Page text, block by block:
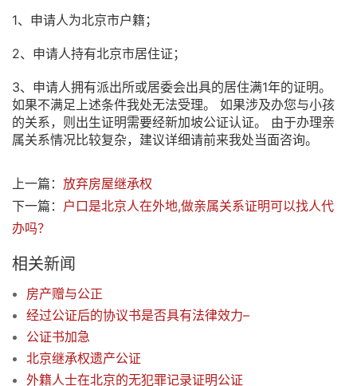
1、申请人为北京市户籍；
2、申请人持有北京市居住证；
3、申请人拥有派出所或居委会出具的居住满1年的证明。
如果不满足上述条件我处无法受理。 如果涉及办您与小孩
的关系，则出生证明需要经新加坡公证认证。 由于办理亲
属关系情况比较复杂，建议详细请前来我处当面咨询。
上一篇： 放弃房屋继承权
下一篇： 户口是北京人在外地,做亲属关系证明可以找人代
办吗？
相关新闻
房产赠与公正
经过公证后的协议书是否具有法律效力–
公证书加急
北京继承权遗产公证
外籍人士在北京的无犯罪记录证明公证